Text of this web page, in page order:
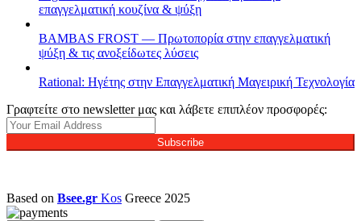
επαγγελματική κουζίνα & ψύξη
BAMBAS FROST — Πρωτοπορία στην επαγγελματική
ψύξη & τις ανοξείδωτες λύσεις
Rational: Ηγέτης στην Επαγγελματική Μαγειρική Τεχνολογία
Γραφτείτε στο newsletter μας και λάβετε επιπλέον προσφορές:
Subscribe
Based on Bsee.gr Kos Greece 2025